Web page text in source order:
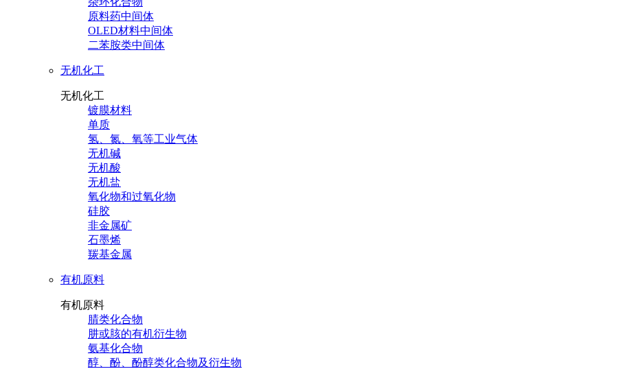
原料药中间体
OLED材料中间体
二苯胺类中间体
无机化工
无机化工
镀膜材料
单质
氢、氮、氧等工业气体
无机碱
无机酸
无机盐
氧化物和过氧化物
硅胶
非金属矿
石墨烯
羰基金属
有机原料
有机原料
腈类化合物
肼或胲的有机衍生物
氨基化合物
醇、酚、酚醇类化合物及衍生物